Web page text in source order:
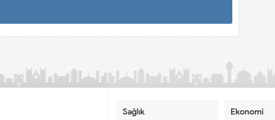
Sağlık Ekonomi